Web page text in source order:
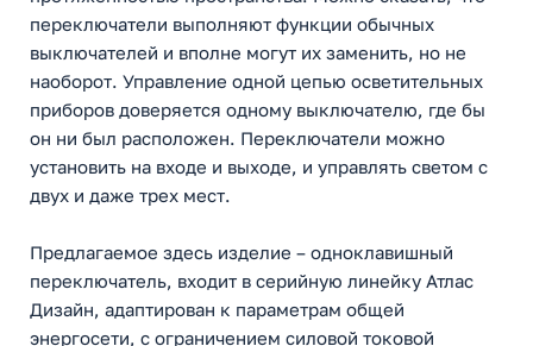
переключатели выполняют функции обычных
выключателей и вполне могут их заменить, но не
наоборот. Управление одной цепью осветительных
приборов доверяется одному выключателю, где бы
он ни был расположен. Переключатели можно
установить на входе и выходе, и управлять светом с
двух и даже трех мест.
Предлагаемое здесь изделие – одноклавишный
переключатель, входит в серийную линейку Атлас
Дизайн, адаптирован к параметрам общей
энергосети, с ограничением силовой токовой